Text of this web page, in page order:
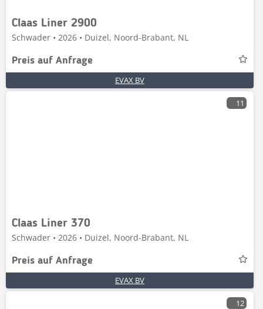
Claas Liner 2900
Schwader • 2026 • Duizel, Noord-Brabant, NL
Preis auf Anfrage
EVAX BV
11
Claas Liner 370
Schwader • 2026 • Duizel, Noord-Brabant, NL
Preis auf Anfrage
EVAX BV
12